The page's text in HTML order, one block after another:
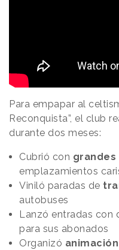
Para empapar al
Reconquista”, el club
durante dos meses:
Cubrió con grandes
emplazamientos
Viniló paradas de
autobuses
Lanzó entradas con
para sus abonados
Organizó